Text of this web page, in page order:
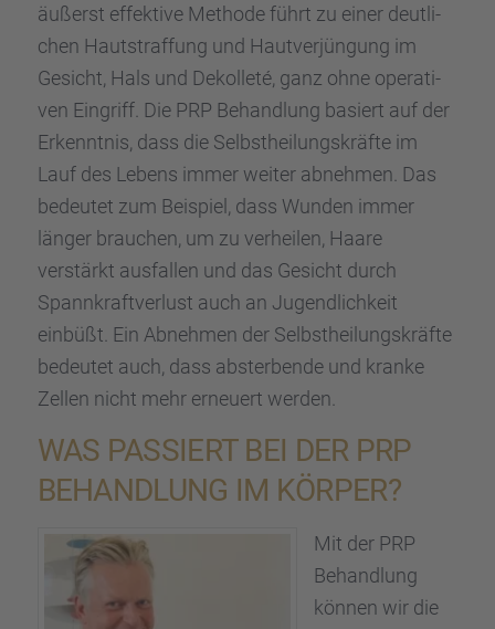
äußerst effek­tive Methode führt zu einer deutli­
chen Hautstraf­fung und Hautver­jün­gung im
Gesicht, Hals und Dekol­leté, ganz ohne opera­ti­
ven Eingriff. Die PRP Behand­lung basiert auf der
Erkennt­nis, dass die Selbst­hei­lungs­kräfte im
Lauf des Lebens immer weiter abneh­men. Das
bedeu­tet zum Beispiel, dass Wunden immer
länger brauchen, um zu verhei­len, Haare
verstärkt ausfal­len und das Gesicht durch
Spann­kraft­ver­lust auch an Jugend­lich­keit
einbüßt. Ein Abneh­men der Selbst­hei­lungs­kräfte
bedeu­tet auch, dass abster­bende und kranke
Zellen nicht mehr erneu­ert werden.
WAS PASSIERT BEI DER PRP
BEHAND­LUNG IM KÖRPER?
Mit der PRP
Behand­lung
können wir die